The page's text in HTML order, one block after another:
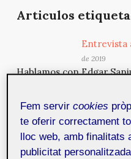
Articulos
Entrevista
de 2019
Hablamos con Edgar
optimización d...
Entrevista
Fem servircookies
te oferir correctament
lloc web, amb finalitats
publicitat